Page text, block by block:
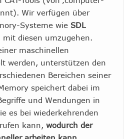
Wir verfügen über
Systeme wie SDL
mit diesen umzugehen.
maschinellen
werden, unterstützen den
Bereichen seiner
speichert dabei im
und Wendungen in
es bei wiederkehrenden
kann, wodurch der